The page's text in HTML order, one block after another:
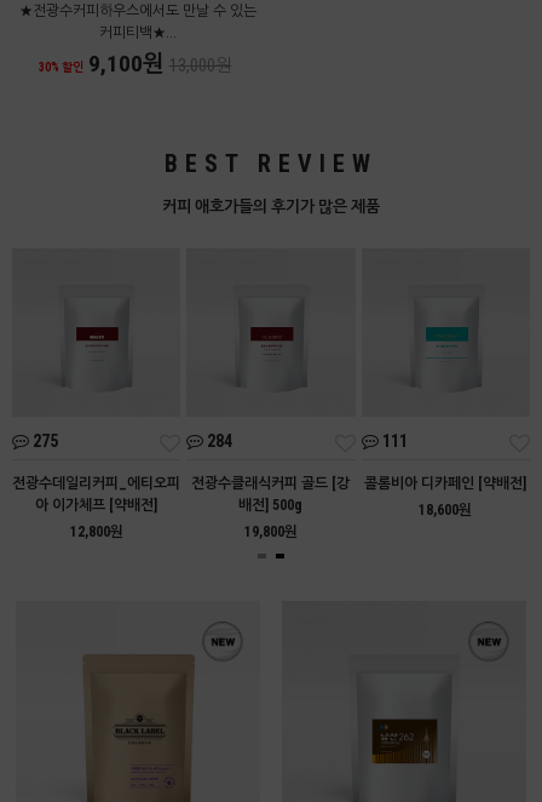
★전광수커피하우스에서도 만날 수 있는
커피티백★...
30% 할인 9,100원 13,000원
BEST REVIEW
커피 애호가들의 후기가 많은 제품
275
전광수데일리커피_에티오피
아 이가체프 [약배전]
12,800원
284
전광수클래식커피 골드 [강
배전] 500g
19,800원
111
콜롬비아 디카페인 [약배전]
18,600원